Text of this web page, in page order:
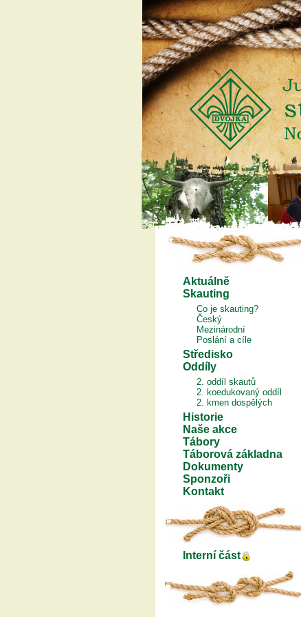
Aktuálně
Skauting
Co je skauting?
Český
Mezinárodní
Poslání a cíle
Středisko
Oddíly
2. oddíl skautů
2. koedukovaný oddíl
2. kmen dospělých
Historie
Naše akce
Tábory
Táborová základna
Dokumenty
Sponzoři
Kontakt
Interní část